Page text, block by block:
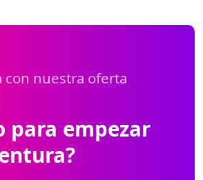
con nuestra oferta
para empezar